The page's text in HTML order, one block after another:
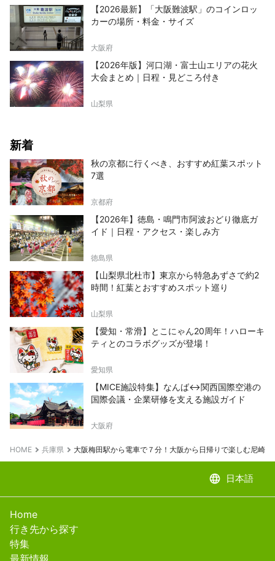
【2026最新】「大阪難波駅」のコインロッ
カーの場所・料金・サイズ
大阪府
【2026年版】河口湖・富士山エリアの花火
大会まとめ｜日程・見どころ付き
山梨県
新着
秋の京都に行くべき、おすすめ紅葉スポット
7選
京都府
【2026年】徳島・鳴門市阿波おどり徹底ガ
イド｜日程・アクセス・楽しみ方
徳島県
【山梨県北杜市】東京から特急あずさで約2
時間！紅葉とおすすめスポット巡り
山梨県
【愛知・常滑】とこにゃん20周年！ハローキ
ティとのコラボグッズが登場！
愛知県
【MICE施設特集】なんば↔関西国際空港の
国際会議・企業研修を支える施設ガイド
大阪府
HOME 兵庫県 大阪梅田駅から電車で７分！大阪から日帰りで楽しむ尼崎
language 日本語
Home
行き先から探す
特集
最新情報